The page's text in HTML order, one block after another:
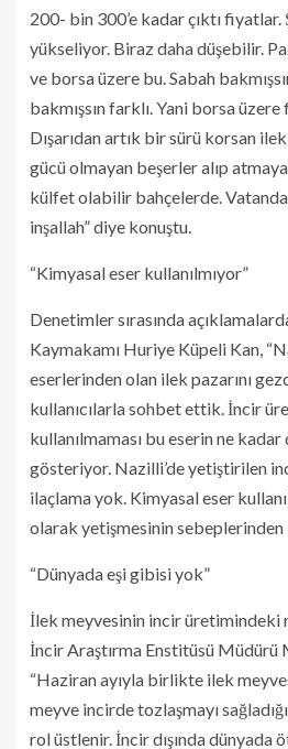
200- bin 300’e kadar çıktı fiyatlar.
yükseliyor. Biraz daha düşebilir.
ve borsa üzere bu. Sabah
bakmışsın farklı. Yani borsa
Dışarıdan artık bir sürü korsan
gücü olmayan beşerler alıp
külfet olabilir bahçelerde.
inşallah” diye konuştu.
“Kimyasal eser kullanılmıyor”
Denetimler sırasında
Kaymakamı Huriye Küpeli Kan,
eserlerinden olan ilek pazarını
kullanıcılarla sohbet ettik. İncir
kullanılmaması bu eserin ne
gösteriyor. Nazilli’de yetiştirilen
ilaçlama yok. Kimyasal eser
olarak yetişmesinin
“Dünyada eşi gibisi yok”
İlek meyvesinin incir üretimindeki
İncir Araştırma Enstitüsü Müdürü
“Haziran ayıyla birlikte ilek
meyve incirde tozlaşmayı
rol üstlenir. İncir dışında dünyada